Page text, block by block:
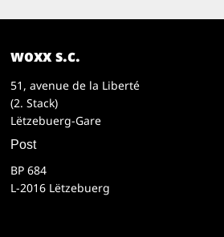
woxx s.c.
51, avenue de la Liberté
(2. Stack)
Lëtzebuerg-Gare
Post
BP 684
L-2016 Lëtzebuerg